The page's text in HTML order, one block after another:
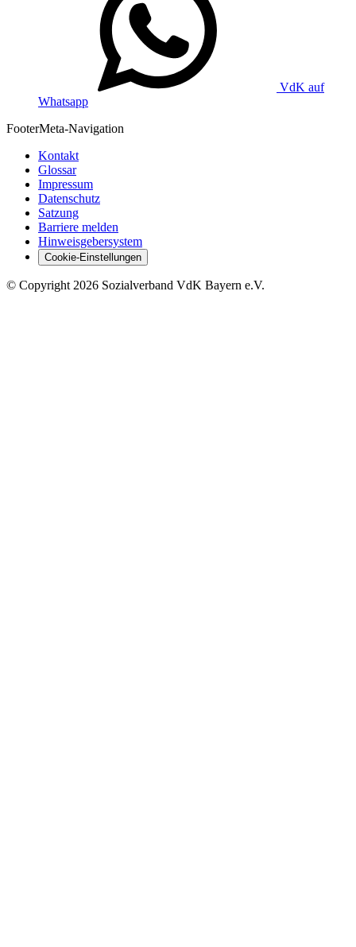
VdK auf
Whatsapp
FooterMeta-Navigation
Kontakt
Glossar
Impressum
Datenschutz
Satzung
Barriere melden
Hinweisgebersystem
Cookie-Einstellungen
© Copyright 2026 Sozialverband VdK Bayern e.V.